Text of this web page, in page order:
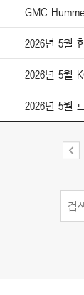
GMC
2026년 5월
2026년 5월
2026년 5월